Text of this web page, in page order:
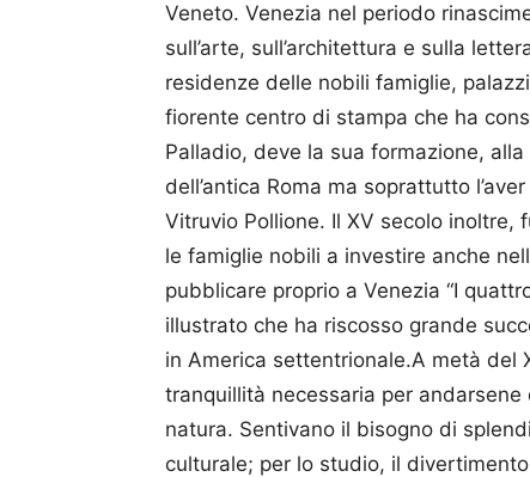
Veneto. Venezia nel periodo
sull’arte, sull’architettura e sulla
residenze delle nobili famiglie,
fiorente centro di stampa che ha
Palladio, deve la sua formazione,
dell’antica Roma ma soprattutto
Vitruvio Pollione. Il XV secolo
le famiglie nobili a investire anche
pubblicare proprio a Venezia “I
illustrato che ha riscosso grande
in America settentrionale.A metà del
tranquillità necessaria per
natura. Sentivano il bisogno di
culturale; per lo studio, il